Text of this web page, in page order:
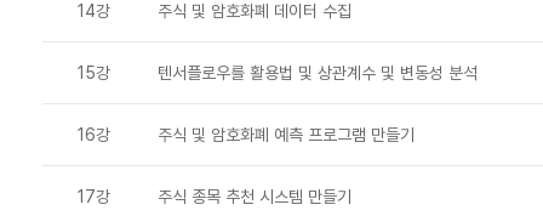
14강 주식 및 암호화폐 데이터 수집
15강 텐서플로우를 활용법 및 상관계수 및 변동성 분석
16강 주식 및 암호화폐 예측 프로그램 만들기
17강 주식 종목 추천 시스템 만들기